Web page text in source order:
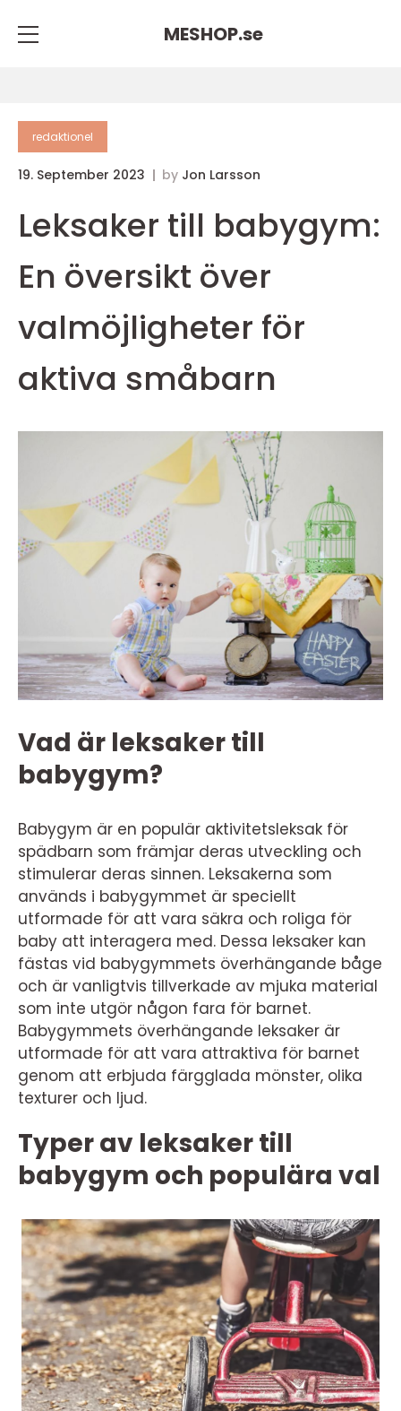
MESHOP.se
redaktionel
19. September 2023 by Jon Larsson
Leksaker till babygym:
En översikt över
valmöjligheter för
aktiva småbarn
Vad är leksaker till
babygym?
Babygym är en populär aktivitetsleksak för
spädbarn som främjar deras utveckling och
stimulerar deras sinnen. Leksakerna som
används i babygymmet är speciellt
utformade för att vara säkra och roliga för
baby att interagera med. Dessa leksaker kan
fästas vid babygymmets överhängande båge
och är vanligtvis tillverkade av mjuka material
som inte utgör någon fara för barnet.
Babygymmets överhängande leksaker är
utformade för att vara attraktiva för barnet
genom att erbjuda färgglada mönster, olika
texturer och ljud.
Typer av leksaker till
babygym och populära val